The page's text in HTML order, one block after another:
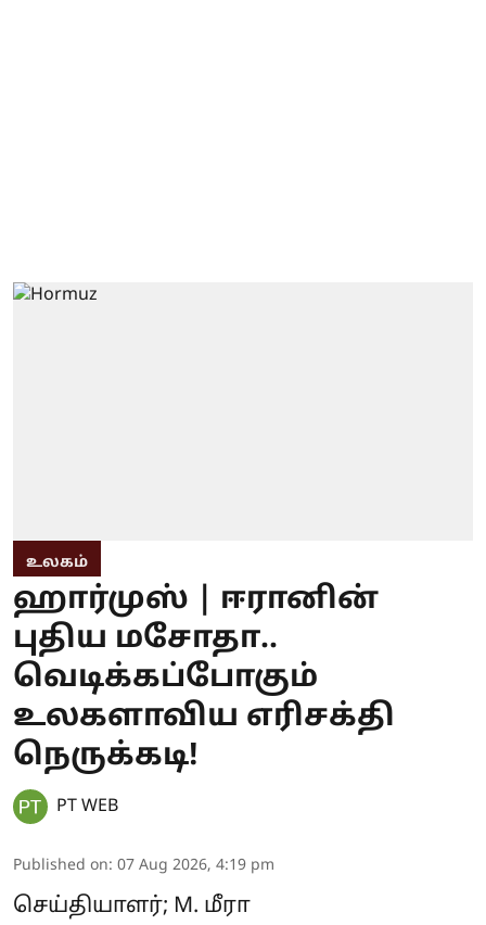
உலகம்
ஹார்முஸ் | ஈரானின்
புதிய மசோதா..
வெடிக்கப்போகும்
உலகளாவிய எரிசக்தி
நெருக்கடி!
PT WEB
Published on: 07 Aug 2026, 4:19 pm
செய்தியாளர்; M. மீரா